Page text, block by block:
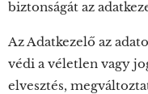
biztonságát az
Az Adatkezelő az
védi a véletlen vagy
elvesztés,